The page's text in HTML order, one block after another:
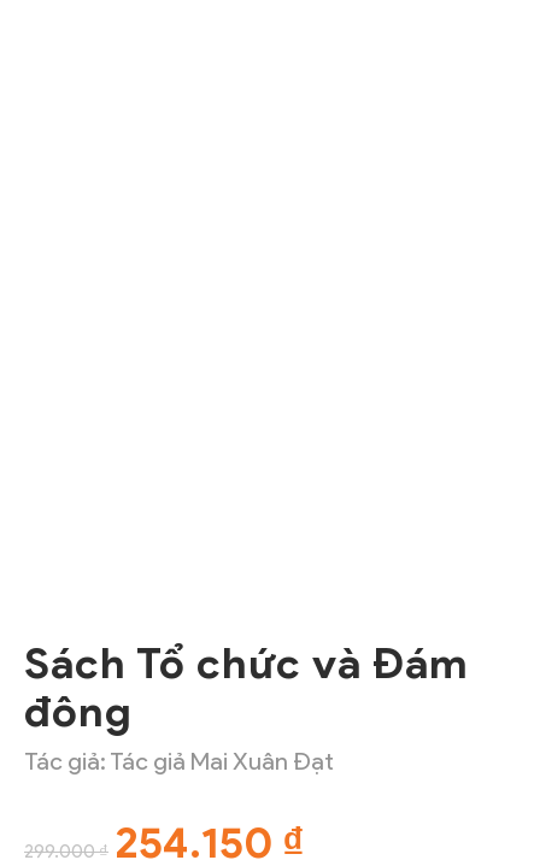
Sách Tổ chức và Đám
đông
Tác giả: Tác giả Mai Xuân Đạt
299.000₫ 254.150 ₫